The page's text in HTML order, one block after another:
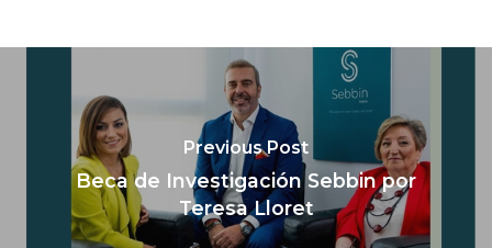
Previous Post
Beca de Investigación Sebbin por
Teresa Lloret